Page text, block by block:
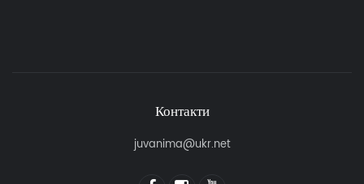
Контакти
juvanima@ukr.net